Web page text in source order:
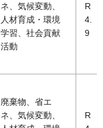
ネ、気候変動、
人材育成・環境
学習、社会貢献
活動
R
4.
9
廃棄物、省エ
ネ、気候変動、
R